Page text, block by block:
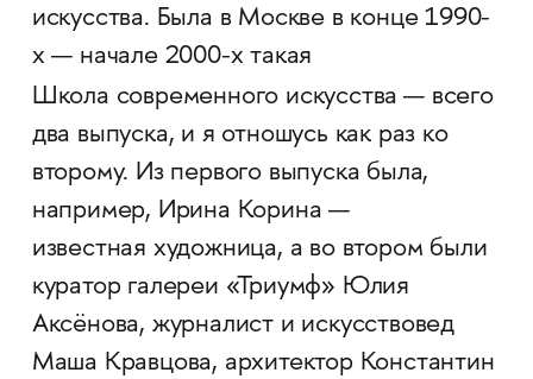
искусства. Была в Москве в конце 1990-
х — начале 2000-х такая
Школа современного искусства — всего
два выпуска, и я отношусь как раз ко
второму. Из первого выпуска была,
например, Ирина Корина —
известная художница, а во втором были
куратор галереи «Триумф» Юлия
Аксёнова, журналист и искусствовед
Маша Кравцова, архитектор Константин